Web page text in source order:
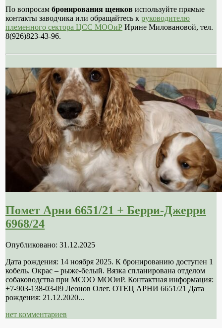
По вопросам бронирования щенков используйте прямые
контакты заводчика или обращайтесь к руководителю
племенного сектора ЦСС МООиР Ирине Миловановой, тел.
8(926)823-43-96.
Помет Арни 6651/21 + Берри-Джерри
6968/24
Опубликовано: 31.12.2025
Дата рождения: 14 ноября 2025. К бронированию доступен 1
кобель. Окрас – рыже-белый. Вязка спланирована отделом
собаководства при МСОО МООиР. Контактная информация:
+7-903-138-03-09 Леонов Олег. ОТЕЦ АРНИ 6651/21 Дата
рождения: 21.12.2020...
нет комментариев